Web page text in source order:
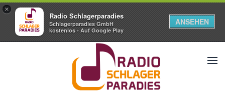
×
Radio Schlagerparadies
Schlagerparadies GmbH
kostenlos - Auf Google Play
ANSEHEN